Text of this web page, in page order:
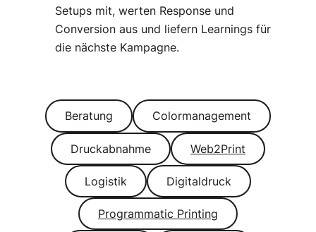
Setups mit, werten Response und
Conversion aus und liefern Learnings für
die nächste Kampagne.
Beratung Colormanagement
Druckabnahme Web2Print
Logistik Digitaldruck
Programmatic Printing